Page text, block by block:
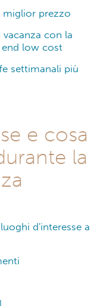
prezzo
con la
low cost
settimanali più
e cosa
la
d'interesse a